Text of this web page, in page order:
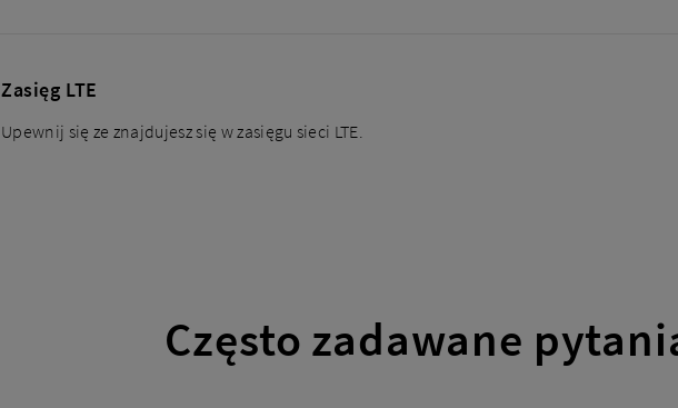
Zasięg LTE
Upewnij się ze znajdujesz się w zasięgu sieci LTE.
Często zadawane